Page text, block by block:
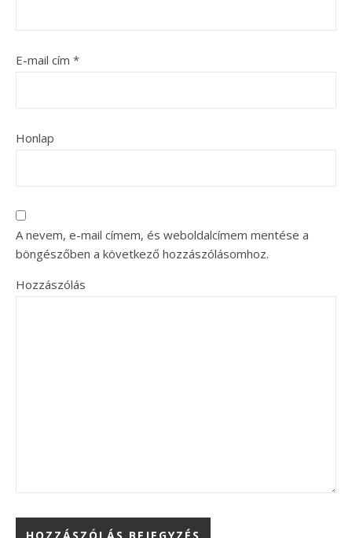
E-mail cím *
Honlap
A nevem, e-mail címem, és weboldalcímem mentése a
böngészőben a következő hozzászólásomhoz.
Hozzászólás